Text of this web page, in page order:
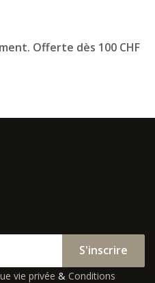
Offerte dès 100 CHF
S'inscrire
vie privée & Conditions